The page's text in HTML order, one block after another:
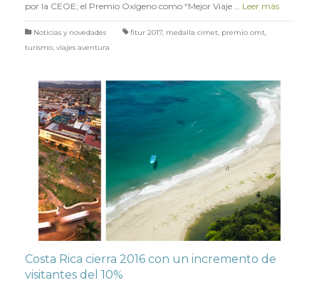
por la CEOE; el Premio Oxígeno como “Mejor Viaje … Leer más
Noticias y novedades fitur 2017, medalla cimet, premio omt,
turismo, viajes aventura
Costa Rica cierra 2016 con un incremento de
visitantes del 10%